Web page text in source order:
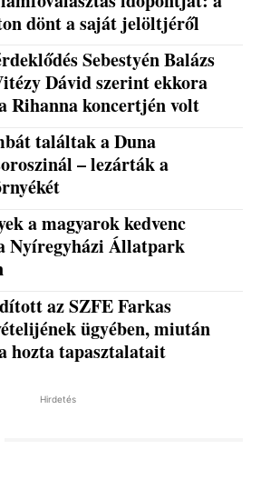
dönt a saját jelöltjéről
Sebestyén Balázs
Dávid szerint ekkora
Rihanna koncertjén volt
találtak a Duna
– lezárták a
a magyarok kedvenc
Nyíregyházi Állatpark
az SZFE Farkas
ügyében, miután
hozta tapasztalatait
Hirdetés